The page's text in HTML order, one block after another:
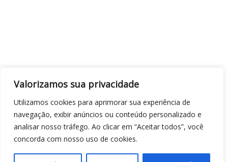
Valorizamos sua privacidade
Utilizamos cookies para aprimorar sua experiência de
navegação, exibir anúncios ou conteúdo personalizado e
analisar nosso tráfego. Ao clicar em “Aceitar todos”, você
concorda com nosso uso de cookies.